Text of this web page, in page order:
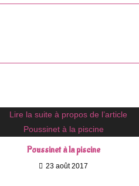
Poussinet à la piscine
23 août 2017